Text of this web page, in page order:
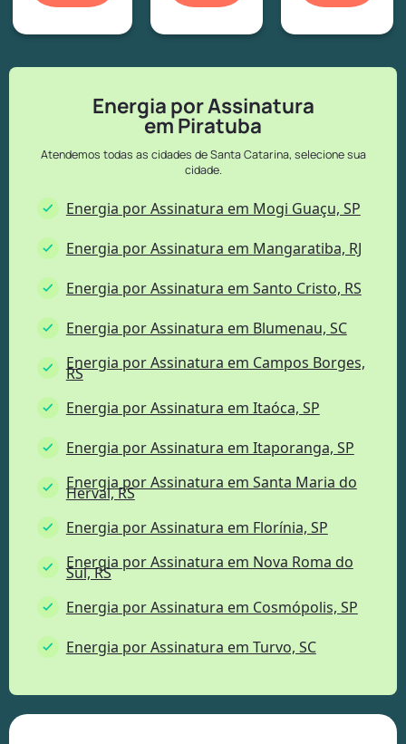
Energia por Assinatura
em Piratuba
Atendemos todas as cidades de Santa Catarina, selecione sua
cidade.
Energia por Assinatura em Mogi Guaçu, SP
Energia por Assinatura em Mangaratiba, RJ
Energia por Assinatura em Santo Cristo, RS
Energia por Assinatura em Blumenau, SC
Energia por Assinatura em Campos Borges,
RS
Energia por Assinatura em Itaóca, SP
Energia por Assinatura em Itaporanga, SP
Energia por Assinatura em Santa Maria do
Herval, RS
Energia por Assinatura em Florínia, SP
Energia por Assinatura em Nova Roma do
Sul, RS
Energia por Assinatura em Cosmópolis, SP
Energia por Assinatura em Turvo, SC